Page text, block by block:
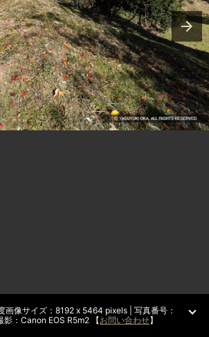
画像サイズ：8192 x 5464 pixels | 写真番号：
影：Canon EOS R5m2 【お問い合わせ】